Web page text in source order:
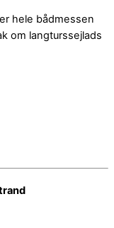
hele bådmessen
om langturssejlads